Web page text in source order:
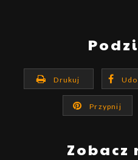
Drukuj
Przypnij
Zobacz